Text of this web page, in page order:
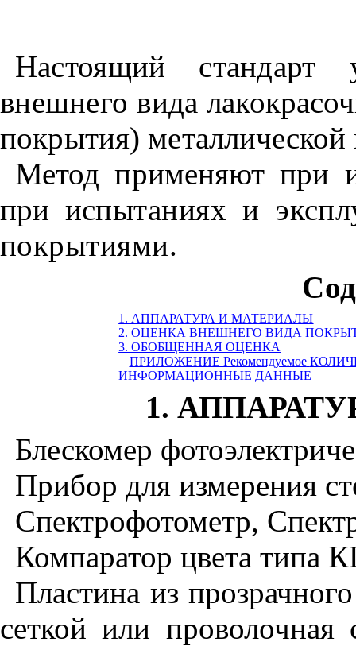
Настоящий стандарт
внешнего вида
покрытия) металлической
Метод применяют при
при испытаниях и
покрытиями.
1. АППАРАТУРА И МАТЕРИАЛЫ
2. ОЦЕНКА ВНЕШНЕГО ВИДА
3. ОБОБЩЕННАЯ ОЦЕНКА
ПРИЛОЖЕНИЕ Рекомендуемое
ИНФОРМАЦИОННЫЕ ДАННЫЕ
1.
Блескомер
Прибор для измерения
Спектрофотометр,
Компаратор цвета типа
Пластина из
сеткой или проволочная